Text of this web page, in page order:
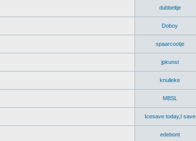
dubbeltje
Doboy
spaarcootje
jpkunst
knulleke
MBSL
Icesave today,I save
edebont